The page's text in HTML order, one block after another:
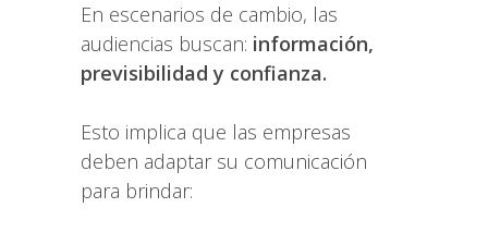
En escenarios de cambio, las
audiencias buscan: información,
previsibilidad y confianza.
Esto implica que las empresas
deben adaptar su comunicación
para brindar: